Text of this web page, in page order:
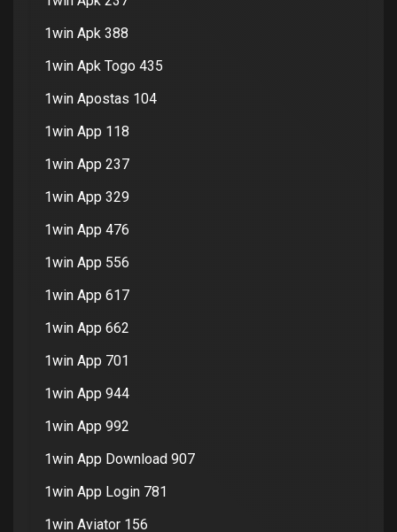
1win Apk 388
1win Apk Togo 435
1win Apostas 104
1win App 118
1win App 237
1win App 329
1win App 476
1win App 556
1win App 617
1win App 662
1win App 701
1win App 944
1win App 992
1win App Download 907
1win App Login 781
1win Aviator 156